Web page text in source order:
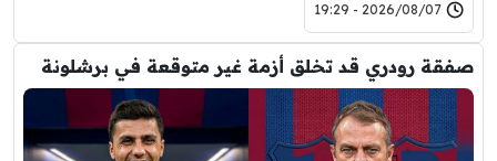
2026/08/07 - 19:29
صفقة رودري قد تخلق أزمة غير متوقعة في برشلونة